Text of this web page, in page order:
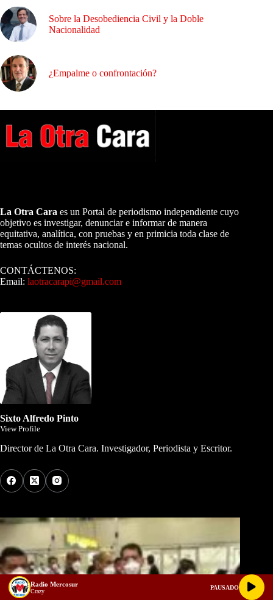
Sobre la Desobediencia Civil y la Doble
Nacionalidad
¿Empalme o confrontación?
La Otra Cara es un Portal de periodismo independiente cuyo
objetivo es investigar, denunciar e informar de manera
equitativa, analítica, con pruebas y en primicia toda clase de
temas ocultos de interés nacional.
CONTÁCTENOS:
Email: laotracarapi@gmail.com
Sixto Alfredo Pinto
View Profile
Director de La Otra Cara. Investigador, Periodista y Escritor.
Radio Mercosur
Crazy
PAUSADO